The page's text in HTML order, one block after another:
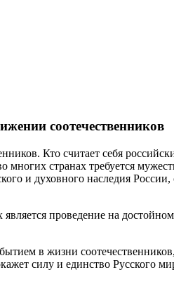
соотечественников
Кто считает себя
странах требуется
и духовного наследия
проведение на
в жизни
силу и единство Русского